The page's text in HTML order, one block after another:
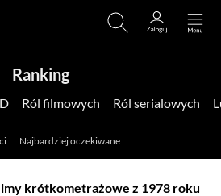
Ranking
Ról filmowych Ról serialowych
Najbardziej oczekiwane
krótkometrażowe z 1978 roku